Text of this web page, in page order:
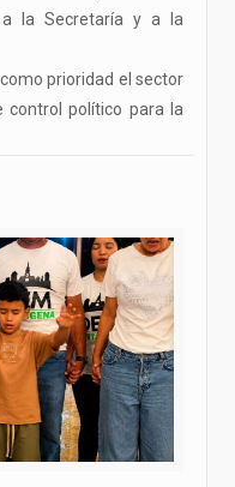
a la Secretaría y a la
prioridad el sector
control político para la